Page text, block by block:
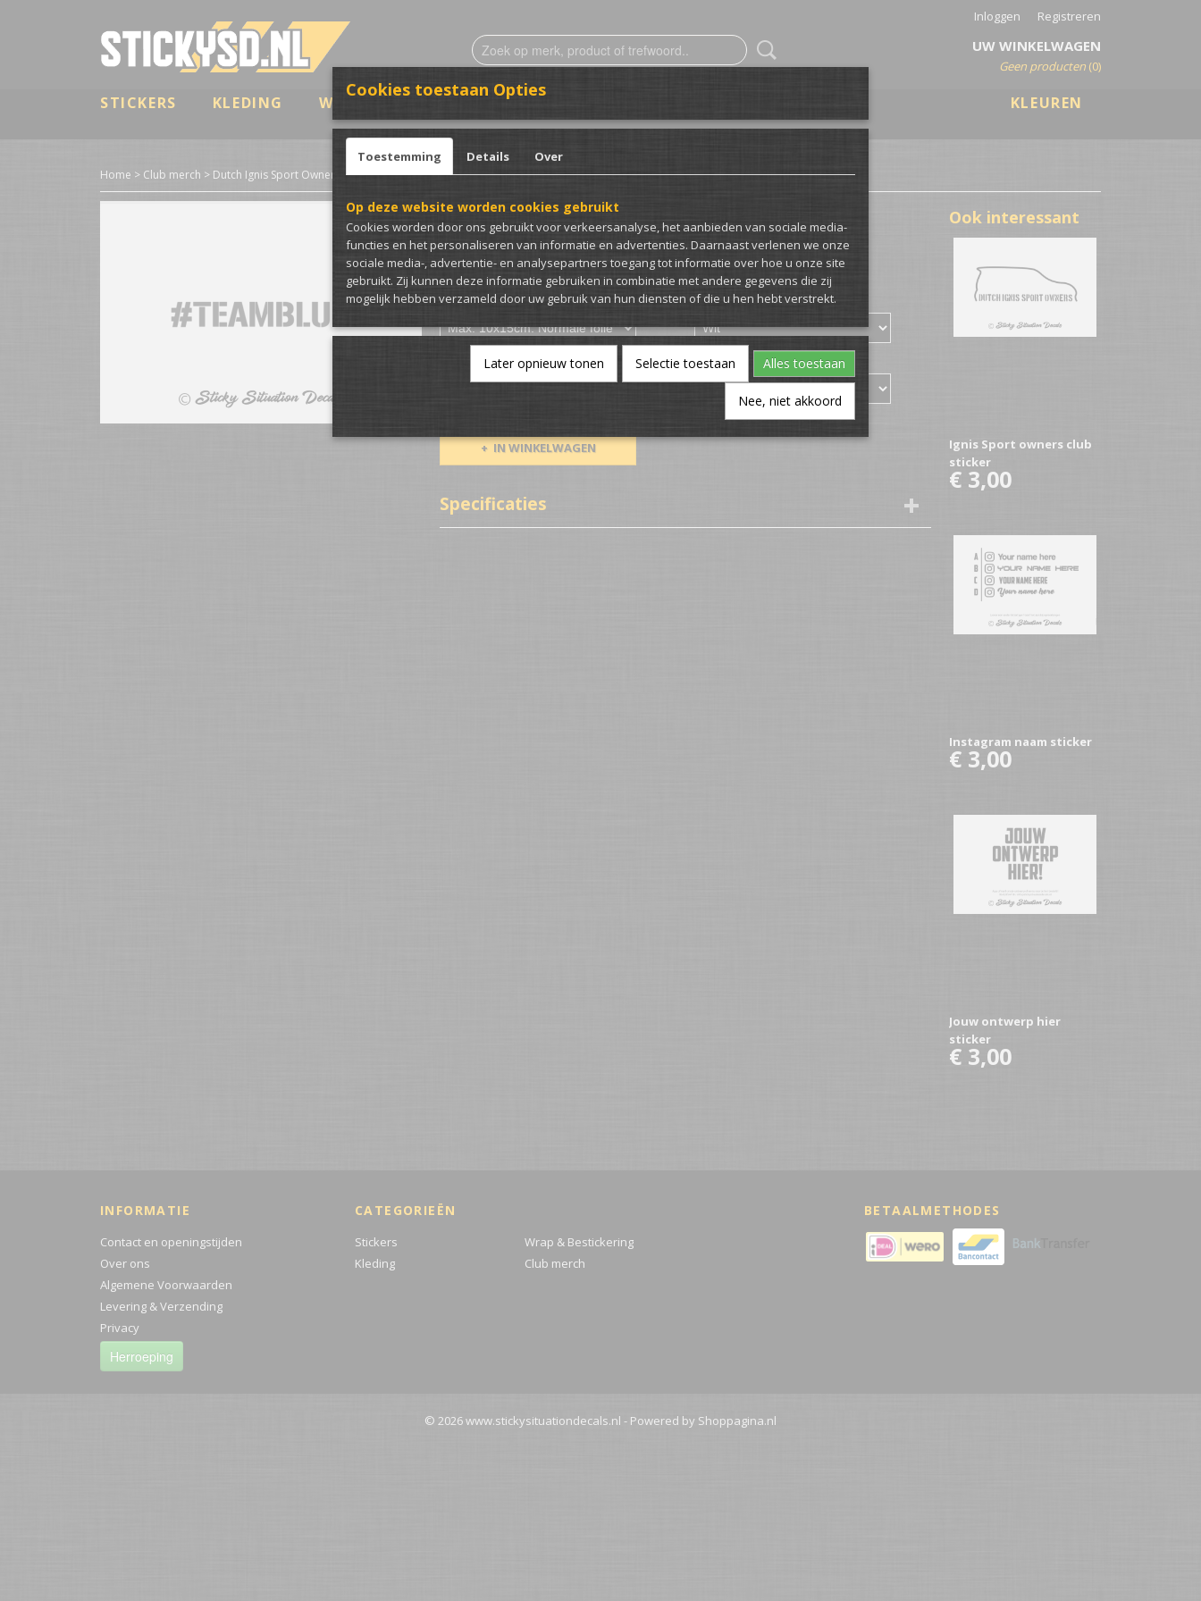
Inloggen Registreren
UW WINKELWAGEN
Geen producten (0)
KLEUREN
STICKERS KLEDING WRAP & BESTICKERING
Home > Club merch > Dutch Ignis Sport Owners >#TeamBlue sticker
#TeamBlue sticker
€ 3,00 (inclusief btw 21%)
Afmeting en folie soort Kleur (Let op bij folie soort)
Opmerking (Optioneel) Aantal
IN WINKELWAGEN
Specificaties
Ook interessant
Ignis Sport owners club
sticker
€ 3,00
Instagram naam sticker
€ 3,00
Jouw ontwerp hier
sticker
€ 3,00
INFORMATIE
Contact en openingstijden
Over ons
Algemene Voorwaarden
Levering & Verzending
Privacy
Herroeping
CATEGORIEËN
Stickers
Kleding
Wrap & Bestickering
Club merch
BETAALMETHODES
© 2026 www.stickysituationdecals.nl - Powered by Shoppagina.nl
Cookies toestaan Opties
Toestemming Details Over
Op deze website worden cookies gebruikt
Cookies worden door ons gebruikt voor verkeersanalyse, het aanbieden van sociale media-
functies en het personaliseren van informatie en advertenties. Daarnaast verlenen we onze
sociale media-, advertentie- en analysepartners toegang tot informatie over hoe u onze site
gebruikt. Zij kunnen deze informatie gebruiken in combinatie met andere gegevens die zij
mogelijk hebben verzameld door uw gebruik van hun diensten of die u hen hebt verstrekt.
Later opnieuw tonen Selectie toestaan Alles toestaan
Nee, niet akkoord